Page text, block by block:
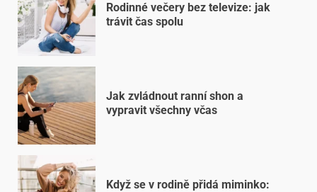
Rodinné večery bez televize: jak
trávit čas spolu
Jak zvládnout ranní shon a
vypravit všechny včas
Když se v rodině přidá miminko: